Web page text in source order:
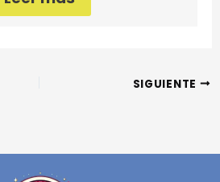
SIGUIENTE